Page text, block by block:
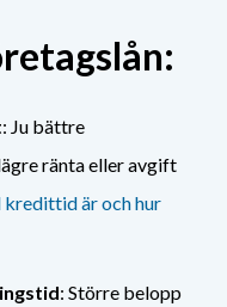
: Ju bättre
ränta eller avgift
kredittid är och hur
: Större belopp